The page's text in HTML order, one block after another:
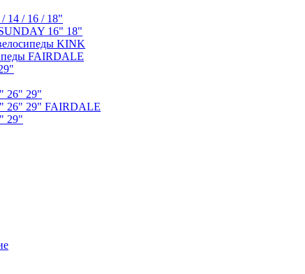
14 / 16 / 18"
16" 18"
KINK
FAIRDALE
26" 29"
26" 29" FAIRDALE
29"